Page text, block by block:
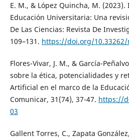
E. M., & López Quincha, M.
Educación Universitaria: Una
De Las Ciencias: Revista De
109–131. https://doi.org/10.33262/
Flores-Vivar, J. M., & García-
sobre la ética, potencialidades y
Artificial en el marco de la
Comunicar, 31(74), 37-47. https://
03
Gallent Torres, C., Zapata